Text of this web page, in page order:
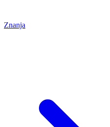
Znanja